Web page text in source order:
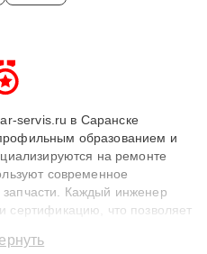
servis.ru в Саранске
образованием и
на ремонте
современное
Каждый инженер
сертификацию, что позволяет
до 3 лет. Наши мастера